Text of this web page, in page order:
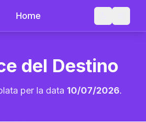
Home
del Destino
per la data 10/07/2026.